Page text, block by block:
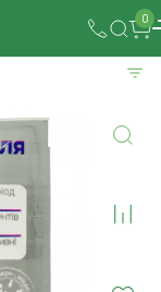
0